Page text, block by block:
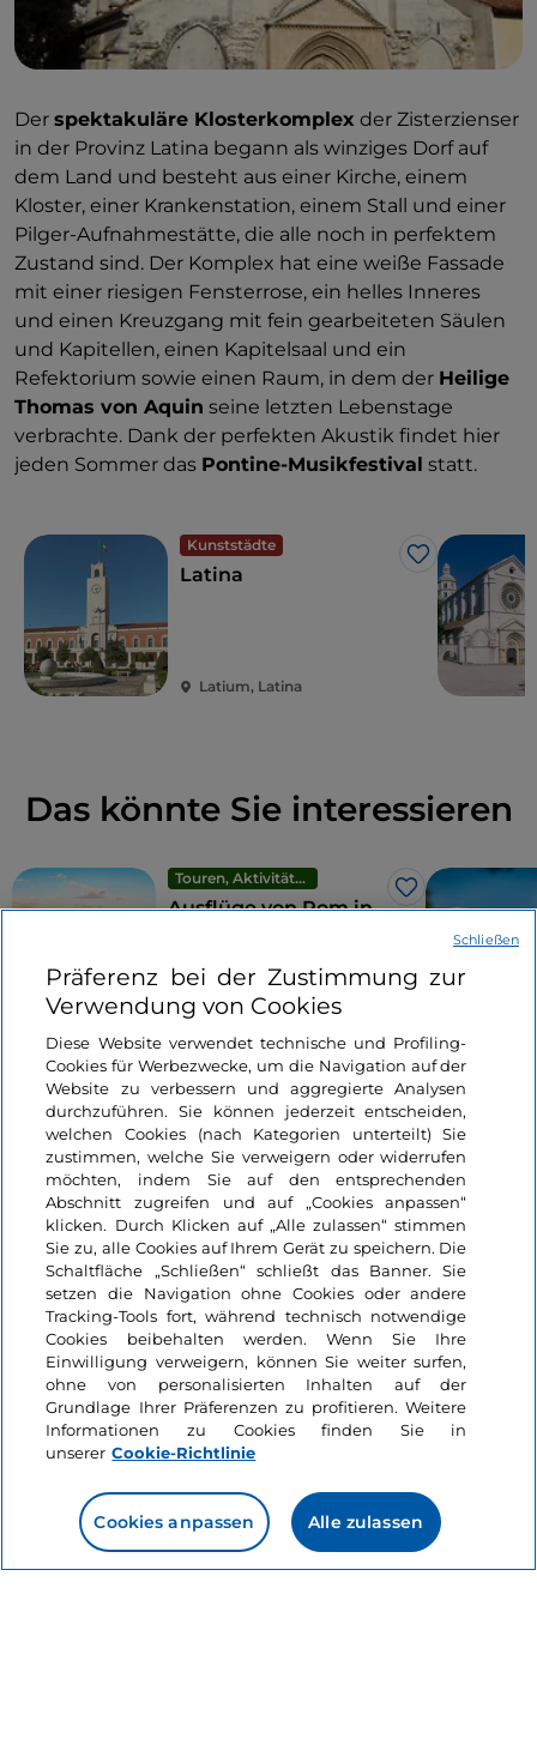
Der spektakuläre Klosterkomplex der Zisterzienser
in der Provinz Latina begann als winziges Dorf auf
dem Land und besteht aus einer Kirche, einem
Kloster, einer Krankenstation, einem Stall und einer
Pilger-Aufnahmestätte, die alle noch in perfektem
Zustand sind. Der Komplex hat eine weiße Fassade
mit einer riesigen Fensterrose, ein helles Inneres
und einen Kreuzgang mit fein gearbeiteten Säulen
und Kapitellen, einen Kapitelsaal und ein
Refektorium sowie einen Raum, in dem der Heilige
Thomas von Aquin seine letzten Lebenstage
verbrachte. Dank der perfekten Akustik findet hier
jeden Sommer das Pontine-Musikfestival statt.
Kunststädte
Like
Latina
Latium, Latina
Das könnte Sie interessieren
Touren, Aktivitäten und Erlebnisse
Like
Ausflüge von Rom in
5 Minuten
Informationen über die Seite
Nützliche Links
Login
Bleiben wir in Kontakt
Präferenz bei der Zustimmung zur
Verwendung von Cookies
Diese Website verwendet technische und Profiling-
Cookies für Werbezwecke, um die Navigation auf der
Website zu verbessern und aggregierte Analysen
durchzuführen. Sie können jederzeit entscheiden,
welchen Cookies (nach Kategorien unterteilt) Sie
zustimmen, welche Sie verweigern oder widerrufen
möchten, indem Sie auf den entsprechenden
Abschnitt zugreifen und auf „Cookies anpassen“
klicken. Durch Klicken auf „Alle zulassen“ stimmen
Sie zu, alle Cookies auf Ihrem Gerät zu speichern. Die
Schaltfläche „Schließen“ schließt das Banner. Sie
setzen die Navigation ohne Cookies oder andere
Tracking-Tools fort, während technisch notwendige
Cookies beibehalten werden. Wenn Sie Ihre
Einwilligung verweigern, können Sie weiter surfen,
ohne von personalisierten Inhalten auf der
Grundlage Ihrer Präferenzen zu profitieren. Weitere
Informationen zu Cookies finden Sie in
unserer Cookie-Richtlinie
Cookies anpassen Alle zulassen
Schließen